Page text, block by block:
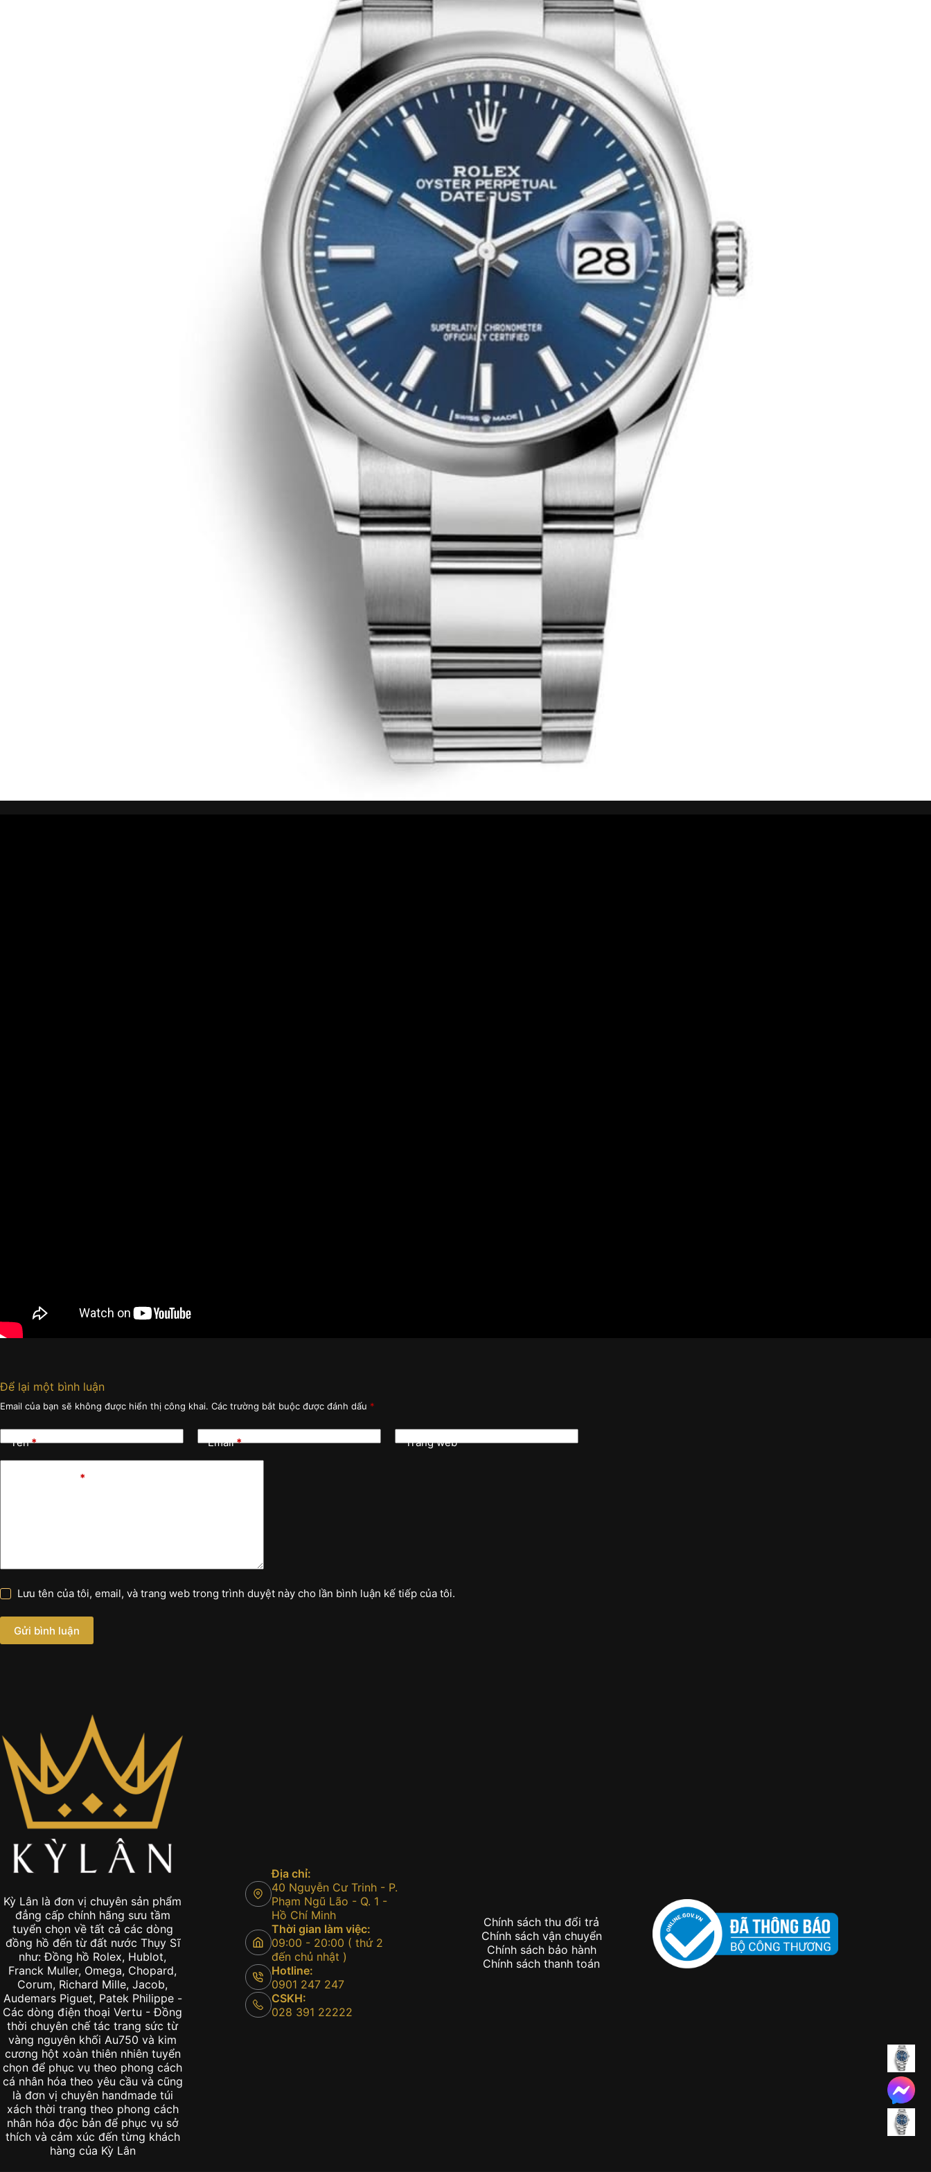
Để lại một bình luận
Email của bạn sẽ không được hiển thị công khai. Các trường bắt buộc được đánh dấu *
Tên* Email* Trang web
*
Lưu tên của tôi, email, và trang web trong trình duyệt này cho lần bình luận kế tiếp của tôi.
Gửi bình luận
Kỳ Lân là đơn vị chuyên sản phẩm
đẳng cấp chính hãng sưu tầm
tuyển chọn về tất cả các dòng
đồng hồ đến từ đất nước Thụy Sĩ
như: Đồng hồ Rolex, Hublot,
Franck Muller, Omega, Chopard,
Corum, Richard Mille, Jacob,
Audemars Piguet, Patek Philippe -
Các dòng điện thoại Vertu - Đồng
thời chuyên chế tác trang sức từ
vàng nguyên khối Au750 và kim
cương hột xoàn thiên nhiên tuyển
chọn để phục vụ theo phong cách
cá nhân hóa theo yêu cầu và cũng
là đơn vị chuyên handmade túi
xách thời trang theo phong cách
nhân hóa độc bản để phục vụ sở
thích và cảm xúc đến từng khách
hàng của Kỳ Lân
Địa chỉ:
40 Nguyễn Cư Trinh - P.
Phạm Ngũ Lão - Q. 1 -
Hồ Chí Minh
Thời gian làm việc:
09:00 - 20:00 ( thứ 2
đến chủ nhật )
Hotline:
0901 247 247
CSKH:
028 391 22222
Chính sách thu đổi trả
Chính sách vận chuyển
Chính sách bảo hành
Chính sách thanh toán